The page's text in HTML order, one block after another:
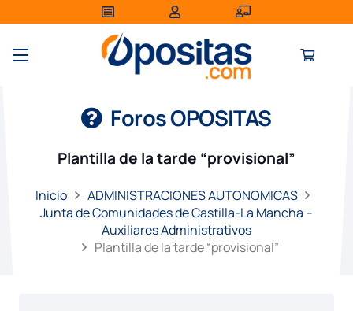
Foros OPOSITAS
Plantilla de la tarde “provisional”
Inicio
ADMINISTRACIONES AUTONOMICAS
Junta de Comunidades de Castilla-La Mancha –
Auxiliares Administrativos
Plantilla de la tarde “provisional”